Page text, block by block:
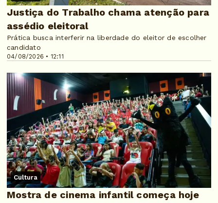
04/08/2026 • 12:11
Justiça do Trabalho chama atenção para
assédio eleitoral
Prática busca interferir na liberdade do eleitor de escolher
candidato
Cultura
Mostra de cinema infantil começa hoje